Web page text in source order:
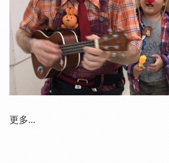
更多...